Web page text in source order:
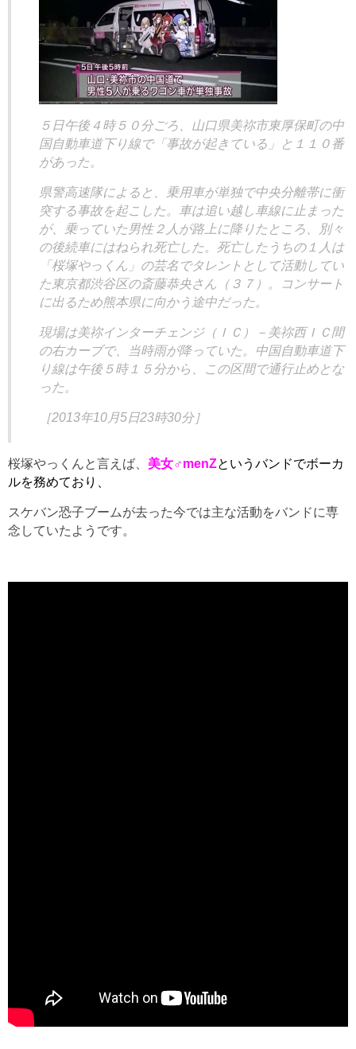
５日午後４時５０分ごろ、山口県美祢市東厚保町の中
国自動車道下り線で「事故が起きている」と１１０番
があった。
県警高速隊によると、乗用車が単独で中央分離帯に衝
突する事故を起こした。車は追い越し車線に止まった
が、乗っていた男性２人が路上に降りたところ、別々
の後続車にはねられ死亡した。死亡したうちの１人は
「桜塚やっくん」の芸名でタレントとして活動してい
た東京都渋谷区の斎藤恭央さん（３７）。コンサート
に出るため熊本県に向かう途中だった。
現場は美祢インターチェンジ（ＩＣ）－美祢西ＩＣ間
の右カーブで、当時雨が降っていた。中国自動車道下
り線は午後５時１５分から、この区間で通行止めとな
った。
［2013年10月5日23時30分］
桜塚やっくんと言えば、 美女♂menZというバンドでボーカ
ルを務めており、
スケバン恐子ブームが去った今では主な活動をバンドに専
念していたようです。